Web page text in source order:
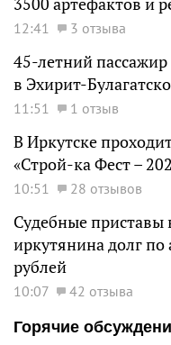
12:41 3 отзыва
45-летний
в Эхирит-
11:51 1 отзыв
В Иркутске
«Строй-ка Фест –
10:51 28 отзывов
Судебные приставы
иркутянина долг
рублей
10:07
42 отзыва
Горячие